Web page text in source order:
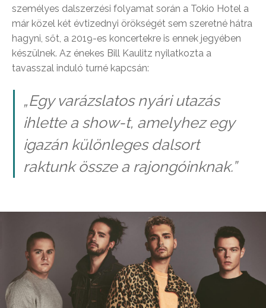
személyes dalszerzési folyamat során a Tokio Hotel a
már közel két évtizednyi örökségét sem szeretné hátra
hagyni, sőt, a 2019-es koncertekre is ennek jegyében
készülnek. Az énekes Bill Kaulitz nyilatkozta a
tavasszal induló turné kapcsán:
„Egy varázslatos nyári utazás
ihlette a show-t, amelyhez egy
igazán különleges dalsort
raktunk össze a rajongóinknak.”